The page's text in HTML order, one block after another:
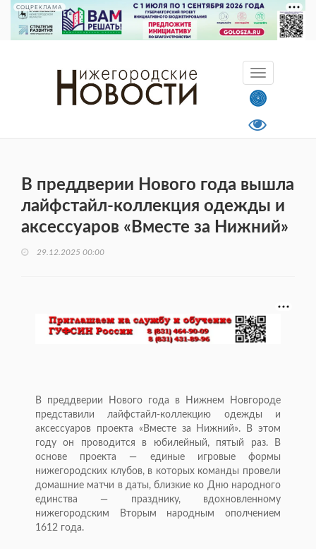
СОЦРЕКЛАМА
В преддверии Нового года вышла
лайфстайл-коллекция одежды и
аксессуаров «Вместе за Нижний»
29.12.2025 00:00
В преддверии Нового года в Нижнем Новгороде
представили лайфстайл-коллекцию одежды и
аксессуаров проекта «Вместе за Нижний». В этом
году он проводится в юбилейный, пятый раз. В
основе проекта — единые игровые формы
нижегородских клубов, в которых команды провели
домашние матчи в даты, близкие ко Дню народного
единства — празднику, вдохновленному
нижегородским Вторым народным ополчением
1612 года.